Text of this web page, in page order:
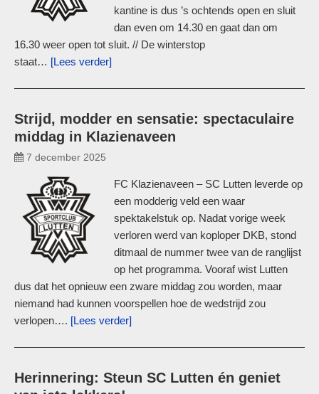
kantine is dus ’s ochtends open en sluit
dan even om 14.30 en gaat dan om
16.30 weer open tot sluit. // De winterstop
staat… [Lees verder]
Strijd, modder en sensatie: spectaculaire
middag in Klazienaveen
7 december 2025
FC Klazienaveen – SC Lutten leverde op
een modderig veld een waar
spektakelstuk op. Nadat vorige week
verloren werd van koploper DKB, stond
ditmaal de nummer twee van de ranglijst
op het programma. Vooraf wist Lutten
dus dat het opnieuw een zware middag zou worden, maar
niemand had kunnen voorspellen hoe de wedstrijd zou
verlopen…. [Lees verder]
Herinnering: Steun SC Lutten én geniet